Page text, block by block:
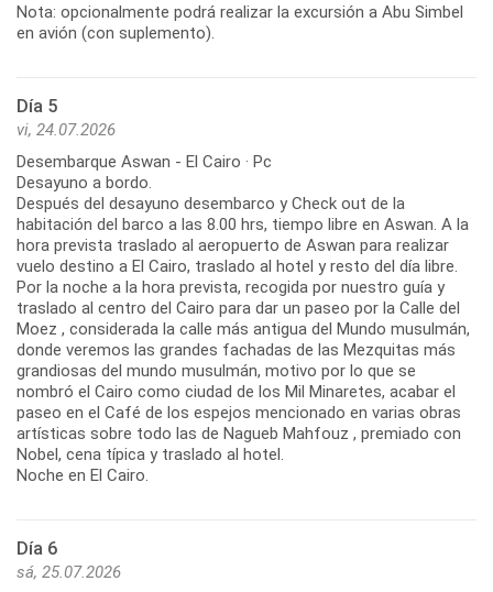
Nota: opcionalmente podrá realizar la excursión a Abu Simbel
en avión (con suplemento).
Día 5
vi, 24.07.2026
Desembarque Aswan - El Cairo · Pc
Desayuno a bordo.
Después del desayuno desembarco y Check out de la
habitación del barco a las 8.00 hrs, tiempo libre en Aswan. A la
hora prevista traslado al aeropuerto de Aswan para realizar
vuelo destino a El Cairo, traslado al hotel y resto del día libre.
Por la noche a la hora prevista, recogida por nuestro guía y
traslado al centro del Cairo para dar un paseo por la Calle del
Moez , considerada la calle más antigua del Mundo musulmán,
donde veremos las grandes fachadas de las Mezquitas más
grandiosas del mundo musulmán, motivo por lo que se
nombró el Cairo como ciudad de los Mil Minaretes, acabar el
paseo en el Café de los espejos mencionado en varias obras
artísticas sobre todo las de Nagueb Mahfouz , premiado con
Nobel, cena típica y traslado al hotel.
Noche en El Cairo.
Día 6
sá, 25.07.2026